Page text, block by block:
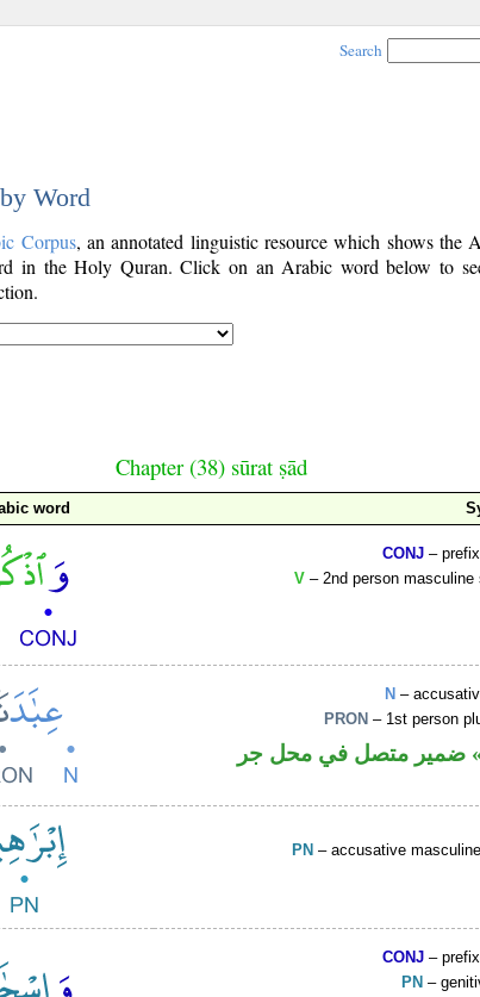
Search
Word
Corpus, an annotated linguistic resource which shows the
in the Holy Quran. Click on an Arabic word below to
Chapter (38) sūrat ṣād
word
CONJ –
V – 2nd person
N –
PRON – 1st person
ضمير متصل في محل جر
PN – accusative
CONJ –
PN –